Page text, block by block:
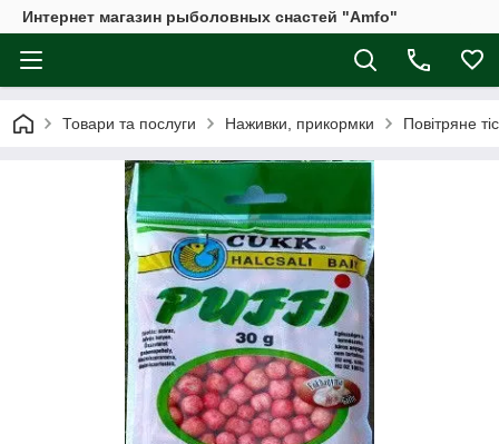
Интернет магазин рыболовных снастей "Amfo"
Товари та послуги Наживки, прикормки Повітряне